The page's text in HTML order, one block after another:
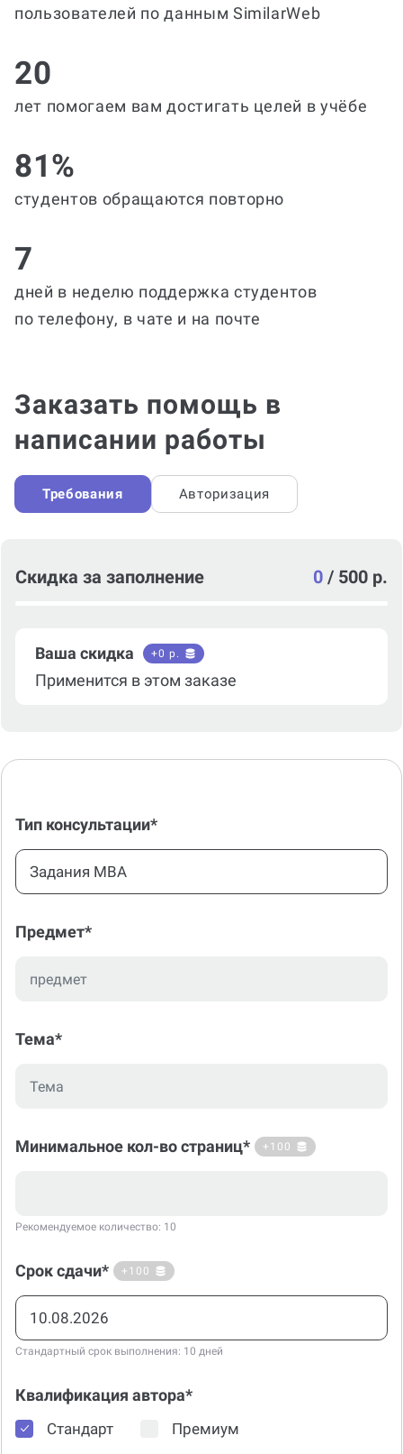
пользователей по данным SimilarWeb
20
лет помогаем вам достигать целей в учёбе
81%
студентов обращаются повторно
7
дней в неделю поддержка студентов
по телефону, в чате и на почте
Заказать помощь в
написании работы
Требования Авторизация
Скидка за заполнение 0 / 500 р.
Ваша скидка +0 р.
Применится в этом заказе
Тип консультации*
Задания MBA
Предмет*
Тема*
Минимальное кол-во страниц* +100
Рекомендуемое количество: 10
Срок сдачи* +100
Стандартный срок выполнения: 10 дней
Квалификация автора*
Стандарт Премиум